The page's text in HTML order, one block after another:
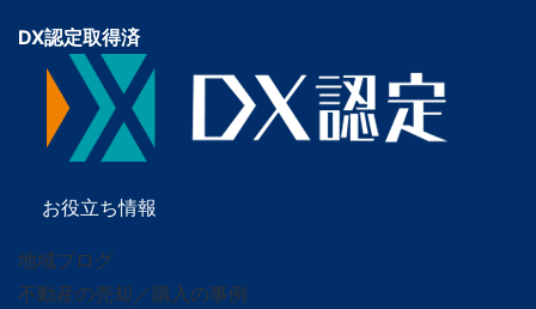
DX認定取得済
お役立ち情報
地域ブログ
不動産の売却／購入の事例